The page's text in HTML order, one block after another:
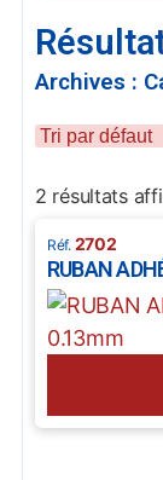
Archives :
2 résultats
RUBAN
2702